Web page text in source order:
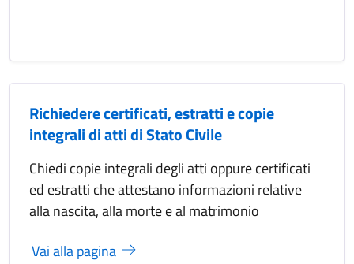
Richiedere certificati, estratti e copie
integrali di atti di Stato Civile
Chiedi copie integrali degli atti oppure certificati
ed estratti che attestano informazioni relative
alla nascita, alla morte e al matrimonio
Vai alla pagina